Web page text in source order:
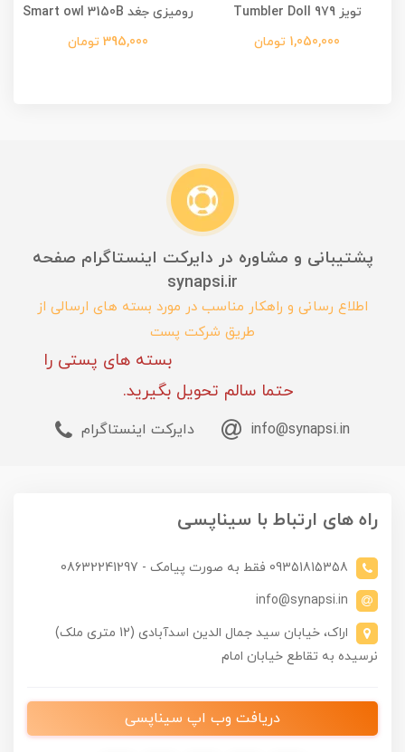
تویز Tumbler Doll 979
1,050,000 تومان
رومیزی جغد Smart owl 3150B
395,000 تومان
پشتیبانی و مشاوره در دایرکت اینستاگرام صفحه
synapsi.ir
اطلاع رسانی و راهکار مناسب در مورد بسته های ارسالی از
طریق شرکت پست
بسته های پستی را
حتما سالم تحویل بگیرید.
info@synapsi.in دایرکت اینستاگرام
راه های ارتباط با سیناپسی
09351815358 فقط به صورت پیامک - 08632241297
info@synapsi.in
اراک، خیابان سید جمال الدین اسدآبادی (12 متری ملک)
نرسیده به تقاطع خیابان امام
دریافت وب اپ سیناپسی